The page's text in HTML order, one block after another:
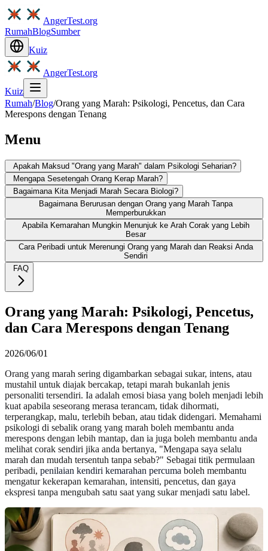
AngerTest.org
RumahBlogSumber
Kuiz
AngerTest.org
Kuiz
Rumah/Blog/Orang yang Marah: Psikologi, Pencetus, dan Cara
Merespons dengan Tenang
Menu
Apakah Maksud "Orang yang Marah" dalam Psikologi Seharian?
Mengapa Sesetengah Orang Kerap Marah?
Bagaimana Kita Menjadi Marah Secara Biologi?
Bagaimana Berurusan dengan Orang yang Marah Tanpa
Memperburukkan
Apabila Kemarahan Mungkin Menunjuk ke Arah Corak yang Lebih
Besar
Cara Peribadi untuk Merenungi Orang yang Marah dan Reaksi Anda
Sendiri
FAQ
Orang yang Marah: Psikologi, Pencetus,
dan Cara Merespons dengan Tenang
2026/06/01
Orang yang marah sering digambarkan sebagai sukar, intens, atau
mustahil untuk diajak bercakap, tetapi marah bukanlah jenis
personaliti tersendiri. Ia adalah emosi biasa yang boleh menjadi lebih
kuat apabila seseorang merasa terancam, tidak dihormati,
terperangkap, malu, terlebih beban, atau tidak didengari. Memahami
psikologi di sebalik orang yang marah boleh membantu anda
merespons dengan lebih mantap, dan ia juga boleh membantu anda
melihat corak sendiri jika anda bertanya, "Mengapa saya selalu
marah dan mudah tersentuh tanpa sebab?" Sebagai titik permulaan
peribadi, penilaian kendiri kemarahan percuma boleh membantu
mengatur kekerapan kemarahan, intensiti, pencetus, dan gaya
ekspresi tanpa mengubah satu saat yang sukar menjadi satu label.